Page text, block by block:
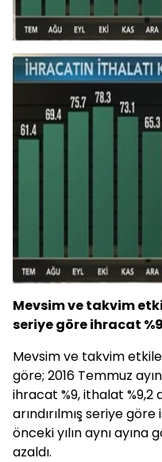
Mevsim ve takvim
seriye göre ihracat
Mevsim ve takvim
göre; 2016 Temmuz
ihracat %9, ithalat %9,2
arındırılmış seriye göre
önceki yılın aynı
azaldı.